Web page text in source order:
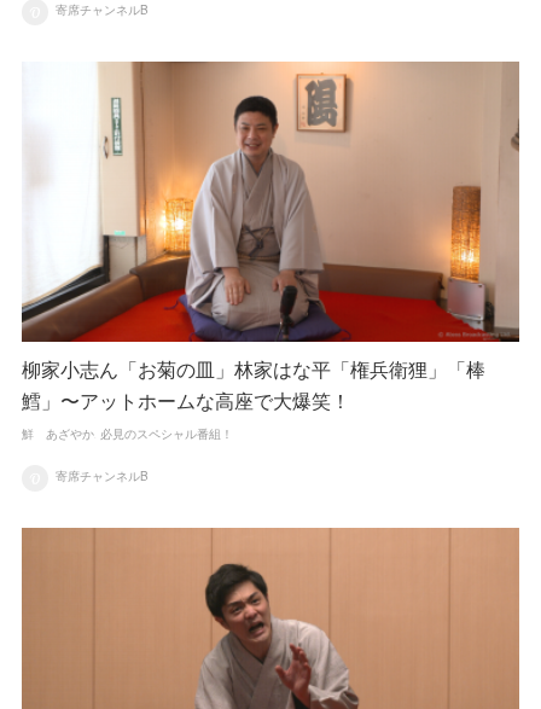
寄席チャンネルB
柳家小志ん「お菊の皿」林家はな平「権兵衛狸」「棒
鱈」〜アットホームな高座で大爆笑！
鮮 あざやか 必見のスペシャル番組！
寄席チャンネルB